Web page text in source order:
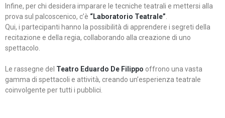
Infine, per chi desidera imparare le tecniche teatrali e mettersi alla
prova sul palcoscenico, c’è “Laboratorio Teatrale”
Qui, i partecipanti hanno la possibilità di apprendere i segreti della
recitazione e della regia, collaborando alla creazione di uno
spettacolo.
Le rassegne del Teatro Eduardo De Filippo offrono una vasta
gamma di spettacoli e attività, creando un’esperienza teatrale
coinvolgente per tutti i pubblici.